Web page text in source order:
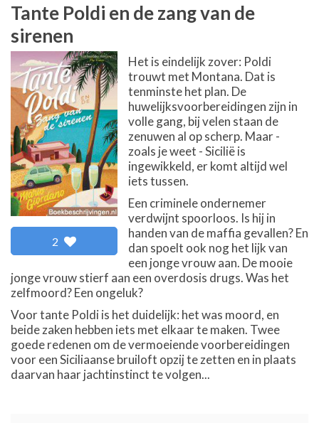
Tante Poldi en de zang van de
sirenen
2
Het is eindelijk zover: Poldi
trouwt met Montana. Dat is
tenminste het plan. De
huwelijksvoorbereidingen zijn in
volle gang, bij velen staan de
zenuwen al op scherp. Maar -
zoals je weet - Sicilië is
ingewikkeld, er komt altijd wel
iets tussen.
Een criminele ondernemer
verdwijnt spoorloos. Is hij in
handen van de maffia gevallen? En
dan spoelt ook nog het lijk van
een jonge vrouw aan. De mooie
jonge vrouw stierf aan een overdosis drugs. Was het
zelfmoord? Een ongeluk?
Voor tante Poldi is het duidelijk: het was moord, en
beide zaken hebben iets met elkaar te maken. Twee
goede redenen om de vermoeiende voorbereidingen
voor een Siciliaanse bruiloft opzij te zetten en in plaats
daarvan haar jachtinstinct te volgen...